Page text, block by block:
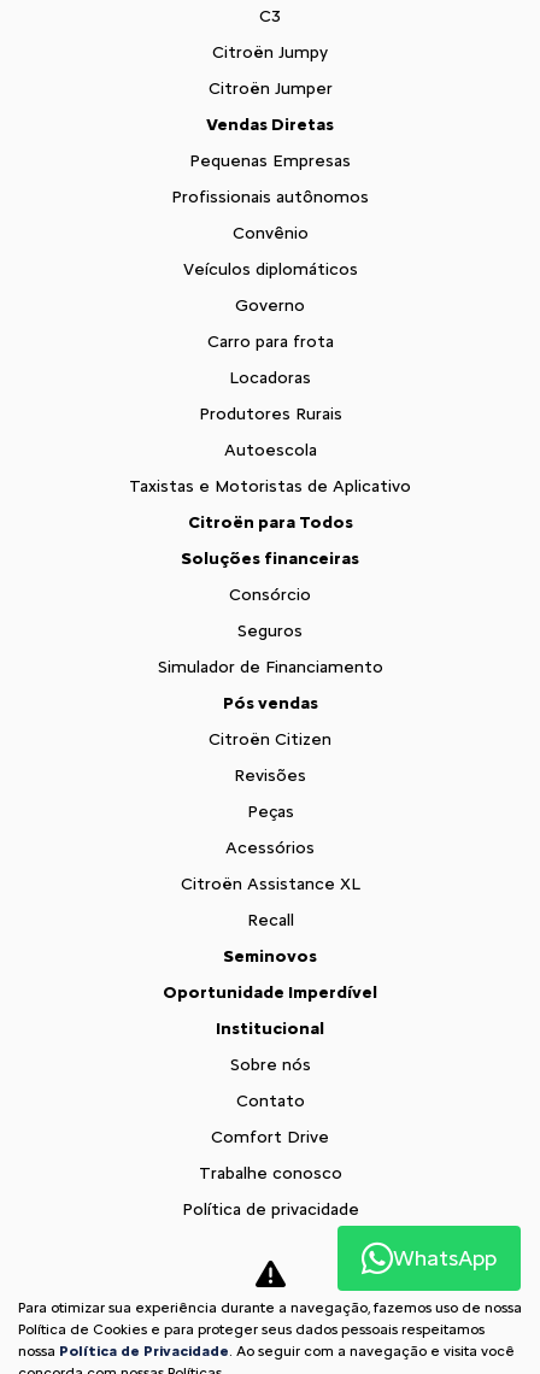
C3
Citroën Jumpy
Citroën Jumper
Vendas Diretas
Pequenas Empresas
Profissionais autônomos
Convênio
Veículos diplomáticos
Governo
Carro para frota
Locadoras
Produtores Rurais
Autoescola
Taxistas e Motoristas de Aplicativo
Citroën para Todos
Soluções financeiras
Consórcio
Seguros
Simulador de Financiamento
Pós vendas
Citroën Citizen
Revisões
Peças
Acessórios
Citroën Assistance XL
Recall
Seminovos
Oportunidade Imperdível
Institucional
Sobre nós
Contato
Comfort Drive
Trabalhe conosco
Política de privacidade
XTR
Comparativo
WhatsApp
Para otimizar sua experiência durante a navegação, fazemos uso de nossa
Política de Cookies e para proteger seus dados pessoais respeitamos
nossa Política de Privacidade. Ao seguir com a navegação e visita você